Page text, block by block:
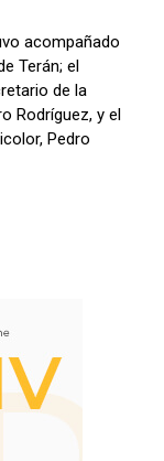
acompañado
Terán; el
de la
Rodríguez, y el
Pedro